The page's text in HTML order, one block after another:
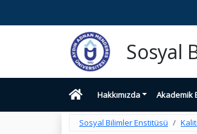
Sosyal
Hakkımızda Akademik
Sosyal Bilimler Enstitüsü